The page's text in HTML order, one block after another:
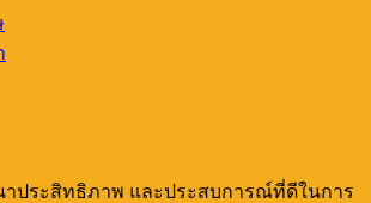
าประสิทธิภาพ และประสบการณ์ที่ดีในการ